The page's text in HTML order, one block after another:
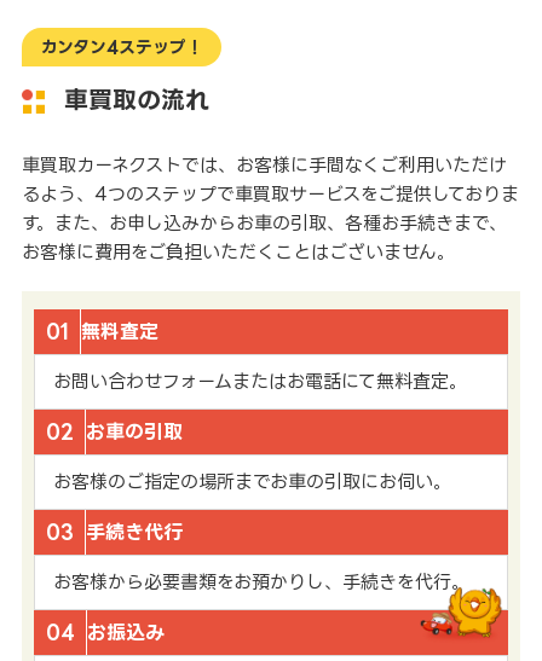
カンタン4ステップ！
車買取の流れ
車買取カーネクストでは、お客様に手間なくご利用いただけ
るよう、4つのステップで車買取サービスをご提供しておりま
す。また、お申し込みからお車の引取、各種お手続きまで、
お客様に費用をご負担いただくことはございません。
01 無料査定
お問い合わせフォームまたはお電話にて無料査定。
02 お車の引取
お客様のご指定の場所までお車の引取にお伺い。
03 手続き代行
お客様から必要書類をお預かりし、手続きを代行。
04 お振込み